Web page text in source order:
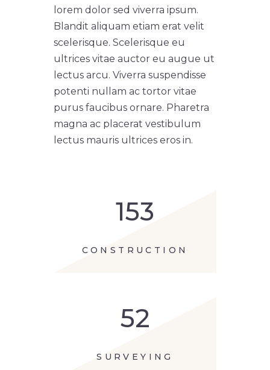
lorem dolor sed viverra ipsum.
Blandit aliquam etiam erat velit
scelerisque. Scelerisque eu
ultrices vitae auctor eu augue ut
lectus arcu. Viverra suspendisse
potenti nullam ac tortor vitae
purus faucibus ornare. Pharetra
magna ac placerat vestibulum
lectus mauris ultrices eros in.
153
CONSTRUCTION
52
SURVEYING